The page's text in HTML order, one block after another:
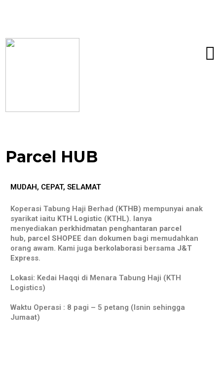
Parcel HUB
MUDAH, CEPAT, SELAMAT
Koperasi Tabung Haji Berhad (KTHB) mempunyai anak
syarikat iaitu KTH Logistic (KTHL). Ianya
menyediakan perkhidmatan penghantaran parcel
hub, parcel SHOPEE dan dokumen bagi memudahkan
orang awam. Kami juga berkolaborasi bersama J&T
Express.
Lokasi: Kedai Haqqi di Menara Tabung Haji (KTH
Logistics)
Waktu Operasi : 8 pagi – 5 petang (Isnin sehingga
Jumaat)